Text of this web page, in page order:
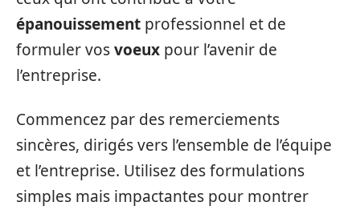
épanouissement professionnel et de
formuler vosvoeux pour l’avenir de
l’entreprise.
Commencez par des remerciements
sincères, dirigés vers l’ensemble de l’équipe
et l’entreprise. Utilisez des formulations
simples mais impactantes pour montrer